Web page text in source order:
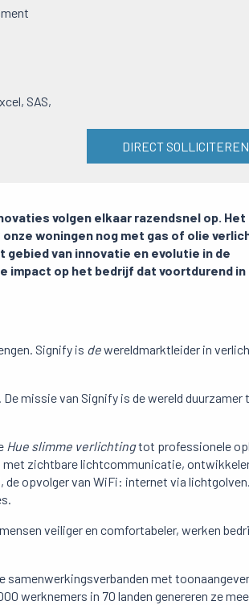
SAS,
DIRECT SOLLICITEREN
volgen elkaar razendsnel op. Het
woningen nog met gas of olie
gebied van innovatie en evolutie in de
impact op het bedrijf dat voortdurend in
Signify is dewereldmarktleider in
missie van Signify is de wereld duurzamer
Hue slimme verlichtingtot professionele
met zichtbare lichtcommunicatie,
opvolger van WiFi: internet via
veiliger en comfortabeler, werken
met
werknemers in 70 landen genereren ze